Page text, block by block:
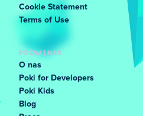
Cookie Statement
Terms of Use
POZNAJ NAS
O nas
Poki for Developers
Poki Kids
Blog